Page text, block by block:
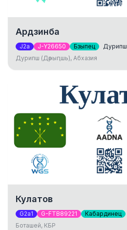
Ардзинба
J2a J-Y26650 Бзыпец Дурипш
Дурипш (Дәрыԥшь), Абхазия
Кулатов
G2a1 G-FTB89221 Кабардинец
Боташей, КБР